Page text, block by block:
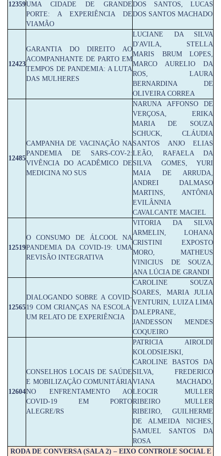
12359UMA CIDADE DE GRANDE
PORTE: A EXPERIÊNCIA DE
VIAMÃO
DOS SANTOS, LUCAS
DOS SANTOS MACHADO
12423
GARANTIA DO DIREITO AO
ACOMPANHANTE DE PARTO EM
TEMPOS DE PANDEMIA: A LUTA
DAS MULHERES
LUCIANE DA SILVA
D'AVILA, STELLA
MARIS BRUM LOPES,
MARCO AURELIO DA
ROS, LAURA
BERNARDINA DE
OLIVEIRA CORREA
12485
CAMPANHA DE VACINAÇÃO NA
PANDEMIA DE SARS-COV-2:
VIVÊNCIA DO ACADÊMICO DE
MEDICINA NO SUS
NARUNA AFFONSO DE
VERÇOSA, ERIKA
MARIA DE SOUZA
SCHUCK, CLÁUDIA
SANTOS ANJO ELIAS
LEÃO, RAFAELA DA
SILVA GOMES, YURI
MAIA DE ARRUDA,
ANDREI DALMASO
MARTINS, ANTÔNIA
EVILÂNNIA
CAVALCANTE MACIEL
12519
O CONSUMO DE ÁLCOOL NA
PANDEMIA DA COVID-19: UMA
REVISÃO INTEGRATIVA
VITORIA DA SILVA
ARMELIN, LOHANA
CRISTINI EXPOSTO
MORO, MATHEUS
VINICIUS DE SOUZA,
ANA LÚCIA DE GRANDI
12565
DIALOGANDO SOBRE A COVID-
19 COM CRIANÇAS NA ESCOLA:
UM RELATO DE EXPERIÊNCIA
CAROLINE SOUZA
SOARES, MARIA JULIA
VENTURIN, LUIZA LIMA
DALEPRANE,
JANDESSON MENDES
COQUEIRO
12604
CONSELHOS LOCAIS DE SAÚDE
E MOBILIZAÇÃO COMUNITÁRIA
NO ENFRENTAMENTO AO
COVID-19 EM PORTO
ALEGRE/RS
PATRICIA AIROLDI
KOLODSIEJSKI,
CAROLINE BASTOS DA
SILVA, FREDERICO
VIANA MACHADO,
LEOCIR MULLER
RIBEIRO MULLER
RIBEIRO, GUILHERME
DE ALMEIDA NICHES,
SAMUEL SANTOS DA
ROSA
RODA DE CONVERSA (SALA 2) – EIXO CONTROLE SOCIAL E